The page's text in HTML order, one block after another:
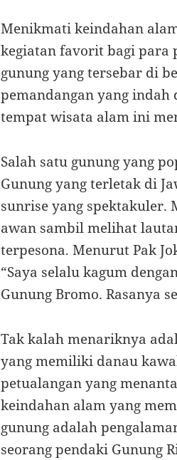
Menikmati keindahan
kegiatan favorit bagi para
gunung yang tersebar di
pemandangan yang
tempat wisata alam ini
Salah satu gunung yang
Gunung yang terletak di
sunrise yang
awan sambil melihat
terpesona. Menurut Pak
“Saya selalu kagum
Gunung Bromo. Rasanya
Tak kalah menariknya
yang memiliki danau
petualangan yang
keindahan alam yang
gunung adalah
seorang pendaki Gunung